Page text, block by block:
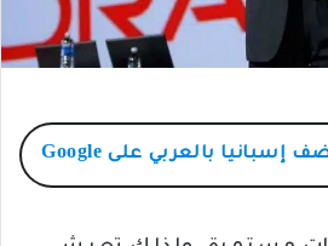
إسبانيا بالعربي على Google